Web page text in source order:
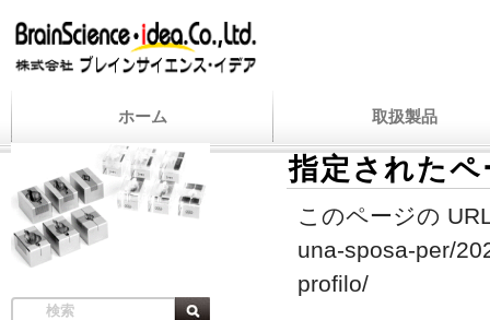
ホーム 取扱製品
指定された
このページの
una-sposa-per/
profilo/